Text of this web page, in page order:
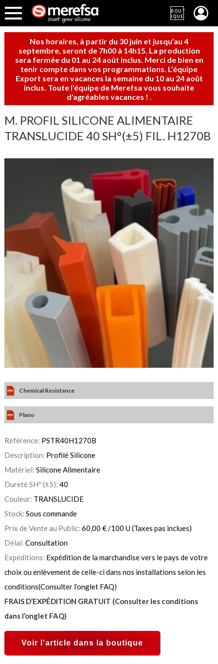
BOUT
IQUE
Nos horaires, à partir du 30 juin et jusqu’au 4
septembre, seront de 7h00 à 14h15. La production
sera fermée du 01 au 24 août inclus. Merci de bien en
tenir compte dans vos programmations. L’équipe
Export sera en vacances la semaine du 10 au 24 août
inclus. Toute l'équipe de Merefsa vous souhaite
d'agréables vacances !
M. PROFIL SILICONE ALIMENTAIRE
TRANSLUCIDE 40 SH°(±5) FIL. H1270B
Chemical Resistance
Plano
Référence: PSTR40H1270B
Description: Profilé Silicone
Matériel: Silicone Alimentaire
Dureté SHº (±5): 40
Couleur: TRANSLUCIDE
Stock: Sous commande
Prix de Vente au Public: 60,00 €/100 U(Taxes pas inclues)
Délai: Consultation
Expéditions: Expédition de la marchandise vers le pays de votre
choix ou enlèvement de celle-ci dans nos installations selon les
conditions(Consulter l’onglet FAQ)
FRAIS D’EXPÉDITION GRATUIT (Consulter les conditions
dans l’onglet FAQ)
Voir l'article dans la boutique